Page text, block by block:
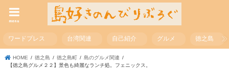
menu
ワードプレス 台湾関連 自己紹介 グルメ 徳之島
HOME 徳之島 徳之島町
島のグルメ関連
【徳之島グルメ２２】景色も綺麗なランチ処。フェニックス。